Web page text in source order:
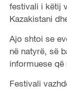
festivali i këtij
Kazakistani
Ajo shtoi se
në natyrë, së
informuese
Festivali